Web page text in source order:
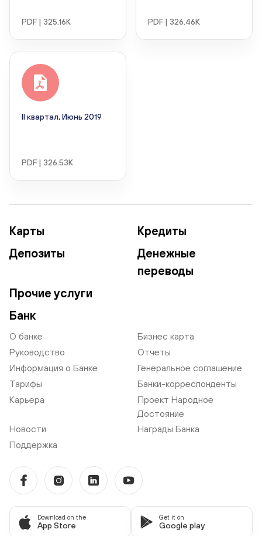
PDF | 325.16K PDF | 326.46K
II квартал, Июнь 2019
PDF | 326.53K
Карты
Кредиты
Депозиты
Денежные
переводы
Прочие услуги
Банк
О банке
Бизнес карта
Руководство
Отчеты
Информация о Банке
Генеральное соглашение
Тарифы
Банки-корреспонденты
Карьера
Проект Народное
Достояние
Новости
Награды Банка
Поддержка
Download on the
App Store
Get it on
Google play